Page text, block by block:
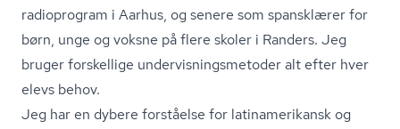
radioprogram i Aarhus, og senere som spansklærer for
børn, unge og voksne på flere skoler i Randers. Jeg
bruger forskellige un­der­vis­nings­me­to­der alt efter hver
elevs behov.
Jeg har en dybere forståelse for lat­i­na­me­ri­kansk og